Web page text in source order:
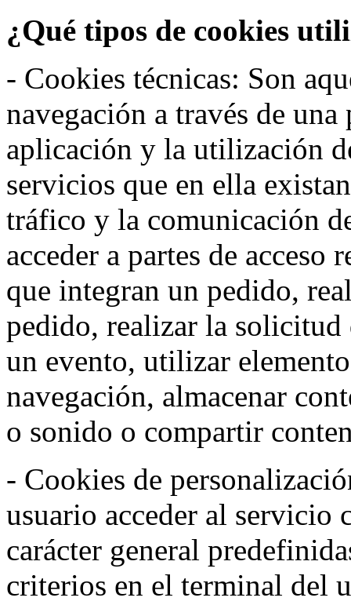
¿Qué tipos de cookies
- Cookies técnicas: Son
navegación a través de
aplicación y la utilización
servicios que en ella
tráfico y la comunicación
acceder a partes de
que integran un pedido,
pedido, realizar la
un evento, utilizar
navegación, almacenar
o sonido o compartir
- Cookies de
usuario acceder al servicio
carácter general
criterios en el terminal del